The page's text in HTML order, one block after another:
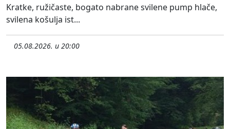
Kratke, ružičaste, bogato nabrane svilene pump hlače,
svilena košulja ist...
05.08.2026. u 20:00